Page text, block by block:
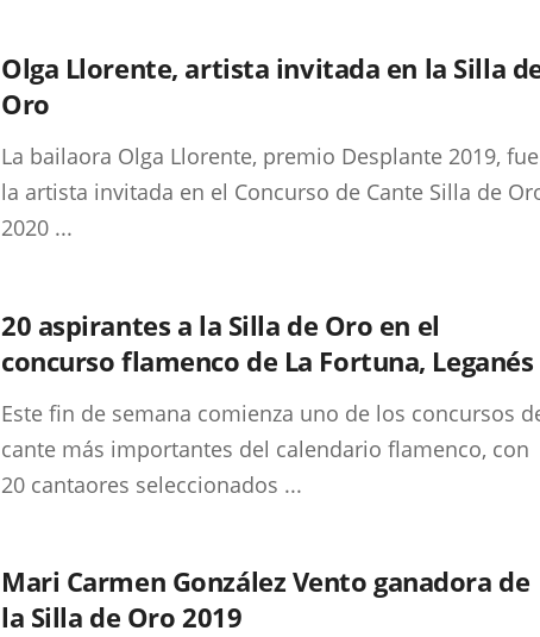
Olga Llorente, artista invitada en la Silla
Oro
La bailaora Olga Llorente, premio Desplante 2019, fue
la artista invitada en el Concurso de Cante Silla de
2020 ...
20 aspirantes a la Silla de Oro en el
concurso flamenco de La Fortuna, Leganés
Este fin de semana comienza uno de los concursos
cante más importantes del calendario flamenco, con
20 cantaores seleccionados ...
Mari Carmen González Vento ganadora de
la Silla de Oro 2019